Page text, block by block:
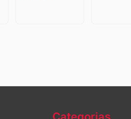
Categorias